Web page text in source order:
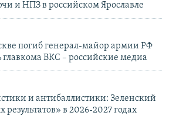
и НПЗ в российском Ярославле
погиб генерал-майор армии РФ
главкома ВКС – российские медиа
и антибаллистики: Зеленский
в 2026-2027 годах